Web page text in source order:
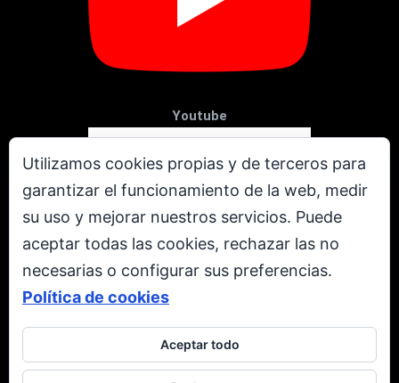
Utilizamos cookies propias y de terceros para
garantizar el funcionamiento de la web, medir
su uso y mejorar nuestros servicios. Puede
aceptar todas las cookies, rechazar las no
necesarias o configurar sus preferencias.
Política de cookies
Aceptar todo
Youtube
X